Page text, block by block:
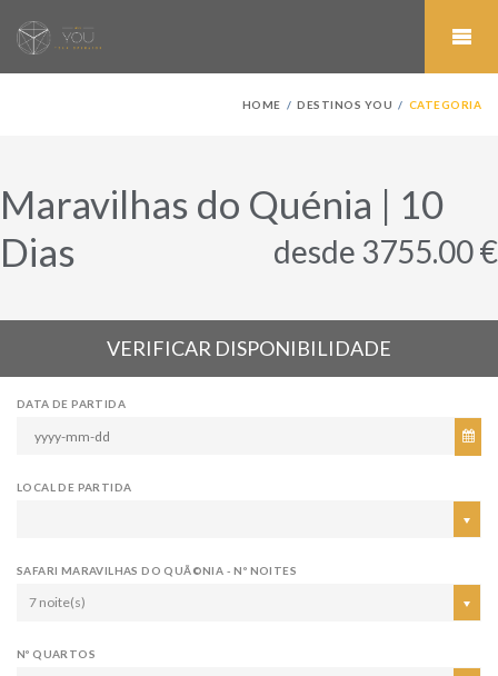
HOME DESTINOS YOU CATEGORIA
Maravilhas do Quénia | 10
Dias
desde 3755.00 €
VERIFICAR DISPONIBILIDADE
DATA DE PARTIDA
LOCAL DE PARTIDA
SAFARI MARAVILHAS DO QUÃ©NIA - Nº NOITES
7 noite(s)
Nº QUARTOS